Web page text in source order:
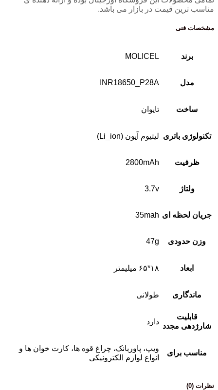
مناسب ترین قیمت در بازار می باشد.
مشخصات فنی
برند MOLICEL
مدل INR18650_P28A
ساخت تایوان
تکنولوژی باتری لیتیوم آیون (Li_ion)
ظرفیت 2800mAh
ولتاژ 3.7v
جریان لحظه ای 35mah
وزن حدودی 47g
ابعاد ۱۸*۶۵ میلیمتر
ماندگاری طولانی
قابلیت
شارژدهی مجدد
دارد
مناسب برای
ویپ، پاوربانک، چراغ قوه ها، کارت خوان ها و
انواع لوازم الکترونیکی
نظرات (0)